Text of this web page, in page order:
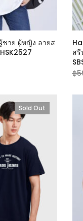
าย ผู้หญิง ลายส
ส
฿
Sold Out